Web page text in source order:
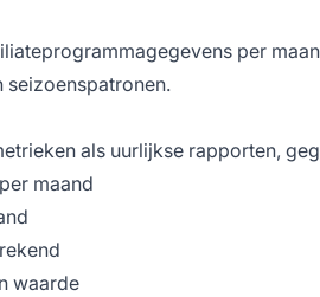
per
seizoenspatronen.
als uurlijkse rapporten,
maand
waarde